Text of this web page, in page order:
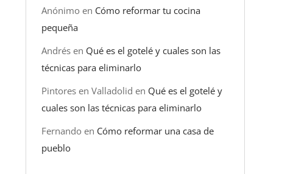
Anónimo en Cómo reformar tu cocina
pequeña
Andrés en Qué es el gotelé y cuales son las
técnicas para eliminarlo
Pintores en Valladolid en Qué es el gotelé y
cuales son las técnicas para eliminarlo
Fernando en Cómo reformar una casa de
pueblo